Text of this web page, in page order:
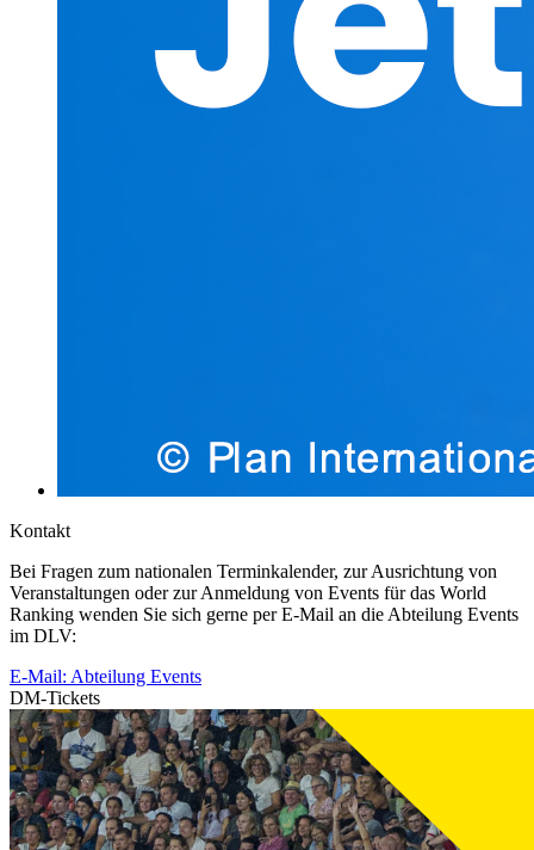
Kontakt
Bei Fragen zum nationalen Terminkalender, zur Ausrichtung von
Veranstaltungen oder zur Anmeldung von Events für das World
Ranking wenden Sie sich gerne per E-Mail an die Abteilung Events
im DLV:
E-Mail: Abteilung Events
DM-Tickets